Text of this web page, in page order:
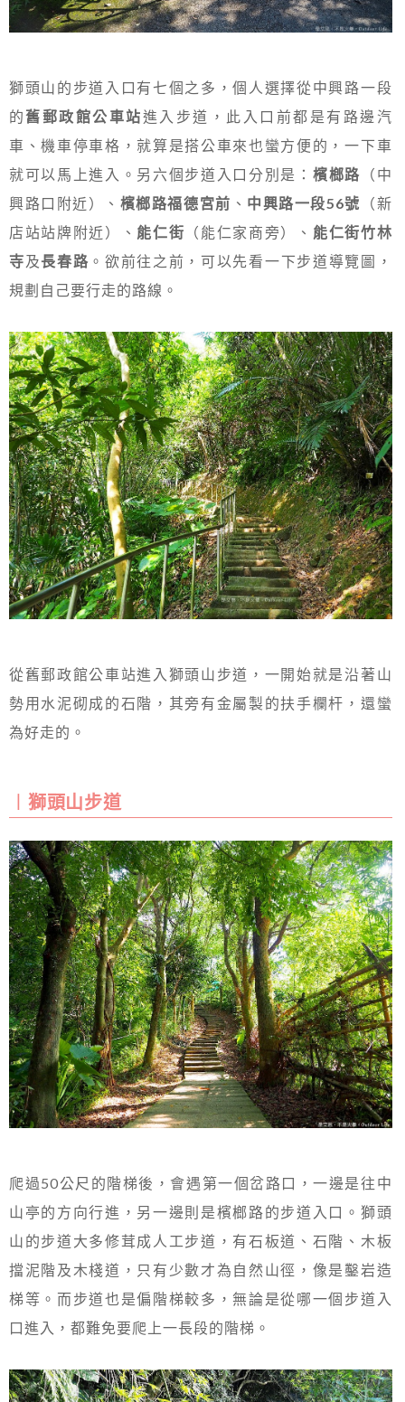
獅頭山的步道入口有七個之多，個人選擇從中興路一段
的舊郵政館公車站進入步道，此入口前都是有路邊汽
車、機車停車格，就算是搭公車來也蠻方便的，一下車
就可以馬上進入。另六個步道入口分別是： 檳榔路 （中
興路口附近）、 檳榔路福德宮前 、 中興路一段56號
（新
店站站牌附近）、 能仁街 （能仁家商旁）、 能仁街竹林
寺及長春路 。欲前往之前，可以先看一下步道導覽圖，
規劃自己要行走的路線。
從舊郵政館公車站進入獅頭山步道，一開始就是沿著山
勢用水泥砌成的石階，其旁有金屬製的扶手欄杆，還蠻
為好走的。
︱獅頭山步道
爬過50公尺的階梯後，會遇第一個岔路口，一邊是往中
山亭的方向行進，另一邊則是檳榔路的步道入口。獅頭
山的步道大多修茸成人工步道，有石板道、石階、木板
擋泥階及木棧道，只有少數才為自然山徑，像是鑿岩造
梯等。而步道也是偏階梯較多，無論是從哪一個步道入
口進入，都難免要爬上一長段的階梯。